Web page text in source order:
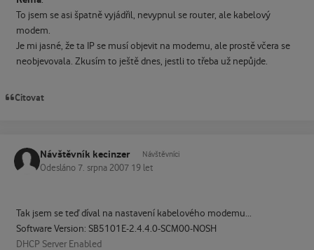
To jsem se asi špatně vyjádřil, nevypnul se router, ale kabelový
modem.
Je mi jasné, že ta IP se musí objevit na modemu, ale prostě včera se
neobjevovala. Zkusím to ještě dnes, jestli to třeba už nepůjde.
Citovat
Návštěvník kecinzer Návštěvníci
Odesláno 7. srpna 2007 19 let
Tak jsem se teď díval na nastavení kabelového modemu...
Software Version: SB5101E-2.4.4.0-SCM00-NOSH
DHCP Server Enabled